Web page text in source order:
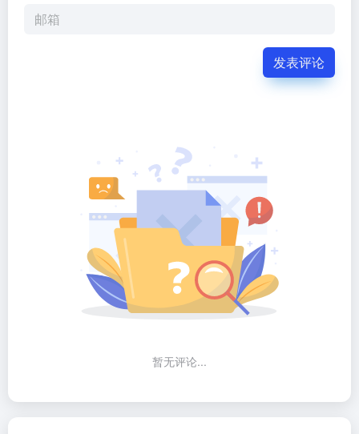
发表评论
暂无评论...